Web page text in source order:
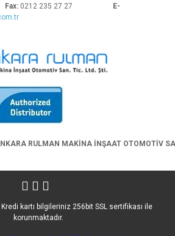
Fax: 0212 235 27 27
E-
RULMAN MAKİNA İNŞAAT OTOMOTİV
Kredi kartı bilgileriniz 256bit SSL sertifikası ile
korunmaktadır.